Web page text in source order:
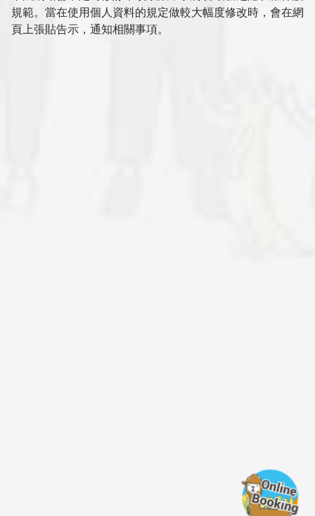
規範。當在使用個人資料的規定做較大幅度修改時，會在網
頁上張貼告示，通知相關事項。